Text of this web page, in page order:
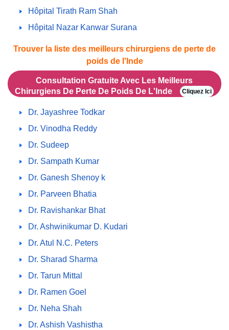
Hôpital Tirath Ram Shah
Hôpital Nazar Kanwar Surana
Trouver la liste des meilleurs chirurgiens de perte de
poids de l'Inde
Consultation Gratuite Avec Les Meilleurs
Chirurgiens De Perte De Poids De L'Inde
Cliquez Ici
Dr. Jayashree Todkar
Dr. Vinodha Reddy
Dr. Sudeep
Dr. Sampath Kumar
Dr. Ganesh Shenoy k
Dr. Parveen Bhatia
Dr. Ravishankar Bhat
Dr. Ashwinikumar D. Kudari
Dr. Atul N.C. Peters
Dr. Sharad Sharma
Dr. Tarun Mittal
Dr. Ramen Goel
Dr. Neha Shah
Dr. Ashish Vashistha